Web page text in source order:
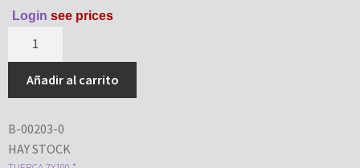
Login see prices
Añadir al carrito
B-00203-0
HAY STOCK